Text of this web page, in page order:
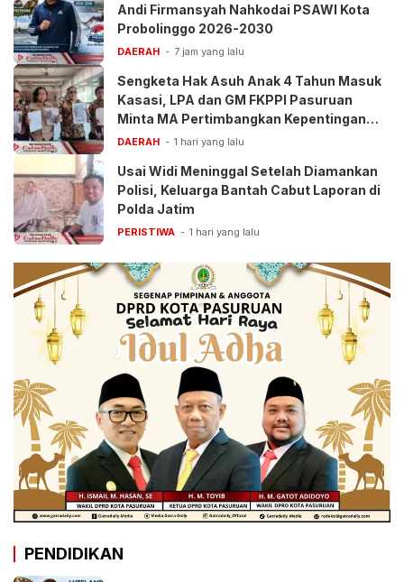
Andi Firmansyah Nahkodai PSAWI Kota
Probolinggo 2026-2030
DAERAH 7 jam yang lalu
Sengketa Hak Asuh Anak 4 Tahun Masuk
Kasasi, LPA dan GM FKPPI Pasuruan
Minta MA Pertimbangkan Kepentingan
Anak
DAERAH 1 hari yang lalu
Usai Widi Meninggal Setelah Diamankan
Polisi, Keluarga Bantah Cabut Laporan di
Polda Jatim
PERISTIWA 1 hari yang lalu
PENDIDIKAN